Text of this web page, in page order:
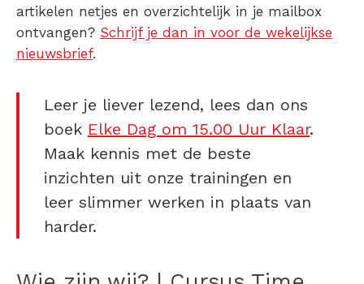
artikelen netjes en overzichtelijk in je mailbox
ontvangen? Schrijf je dan in voor de wekelijkse
nieuwsbrief.
Leer je liever lezend, lees dan ons
boek Elke Dag om 15.00 Uur Klaar.
Maak kennis met de beste
inzichten uit onze trainingen en
leer slimmer werken in plaats van
harder.